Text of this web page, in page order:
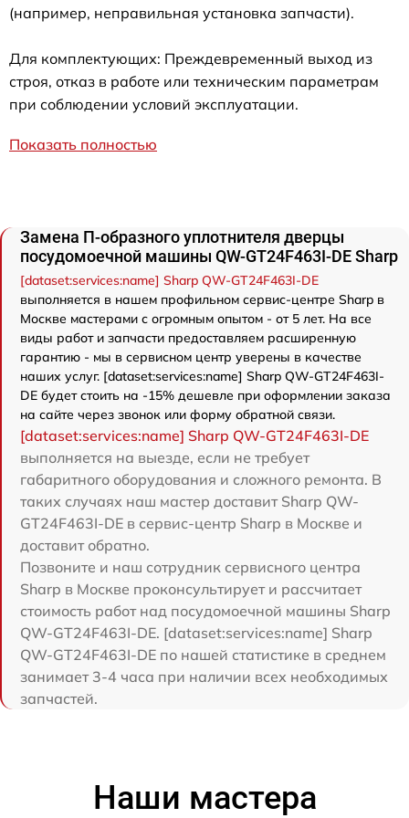
(например, неправильная установка запчасти).
Для комплектующих: Преждевременный выход из
строя, отказ в работе или техническим параметрам
при соблюдении условий эксплуатации.
Показать полностью
Замена П-образного уплотнителя дверцы
посудомоечной машины QW-GT24F463I-DE Sharp
[dataset:services:name] Sharp QW-GT24F463I-DE
выполняется в нашем профильном сервис-центре Sharp в
Москве мастерами с огромным опытом - от 5 лет. На все
виды работ и запчасти предоставляем расширенную
гарантию - мы в сервисном центр уверены в качестве
наших услуг. [dataset:services:name] Sharp QW-GT24F463I-
DE будет стоить на -15% дешевле при оформлении заказа
на сайте через звонок или форму обратной связи.
[dataset:services:name] Sharp QW-GT24F463I-DE
выполняется на выезде, если не требует
габаритного оборудования и сложного ремонта. В
таких случаях наш мастер доставит Sharp QW-
GT24F463I-DE в сервис-центр Sharp в Москве и
доставит обратно.
Позвоните и наш сотрудник сервисного центра
Sharp в Москве проконсультирует и рассчитает
стоимость работ над посудомоечной машины Sharp
QW-GT24F463I-DE. [dataset:services:name] Sharp
QW-GT24F463I-DE по нашей статистике в среднем
занимает 3-4 часа при наличии всех необходимых
запчастей.
Наши мастера